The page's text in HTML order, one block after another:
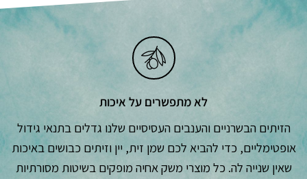
לא מתפשרים על איכות
הזיתים הבשרניים והענבים העסיסיים שלנו גדלים בתנאי גידול
אופטימליים, כדי להביא לכם שמן זית, יין וזיתים כבושים באיכות
שאין שנייה לה. כל מוצרי משק אחיה מופקים בשיטות מסורתיות